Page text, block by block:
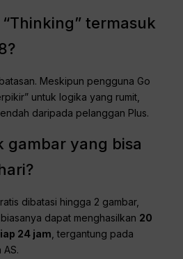
termasuk
Meskipun pengguna Go
untuk logika yang rumit,
daripada pelanggan Plus.
gambar yang bisa
dibatasi hingga 2 gambar,
dapat menghasilkan 20
24 jam , tergantung pada